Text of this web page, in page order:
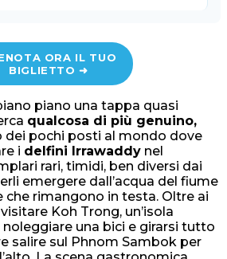
ORA IL TUO
BIGLIETTO ➜
piano una tappa quasi
qualcosa di più genuino,
dei pochi posti al mondo dove
i delfini Irrawaddy nel
rari, timidi, ben diversi dai
emergere dall’acqua del fiume
che rimangono in testa. Oltre ai
Koh Trong, un’isola
una bici e girarsi tutto
salire sul Phnom Sambok per